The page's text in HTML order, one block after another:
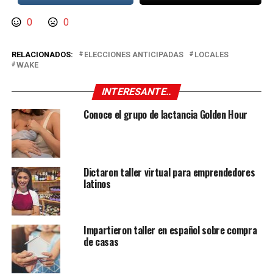
0 0
RELACIONADOS: ELECCIONES ANTICIPADAS
LOCALES
WAKE
INTERESANTE..
Conoce el grupo de lactancia Golden Hour
Dictaron taller virtual para emprendedores
latinos
Impartieron taller en español sobre compra
de casas